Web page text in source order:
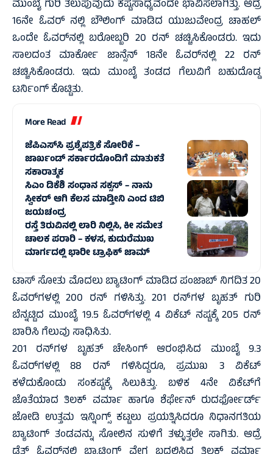
ಮುಂಬೈ ಗುರಿ ತಲುಪುವುದು ಕಷ್ಟಸಾಧ್ಯವೆಂದೇ ಭಾವಿಸಲಾಗಿತ್ತು. ಆದ್ರೆ
16ನೇ ಓವರ್‌ ನಲ್ಲಿ ಬೌಲಿಂಗ್‌ ಮಾಡಿದ ಯುಜುವೇಂದ್ರ ಚಾಹಲ್‌
ಒಂದೇ ಓವರ್‌ನಲ್ಲಿ ಬರೋಬ್ಬರಿ 20 ರನ್‌ ಚಚ್ಚಿಸಿಕೊಂಡರು. ಇದು
ಸಾಲದಂತ ಮಾರ್ಕೋ ಜಾನ್ಸೆನ್‌ 18ನೇ ಓವರ್‌ನಲ್ಲಿ 22 ರನ್‌
ಚಚ್ಚಿಸಿಕೊಂಡರು. ಇದು ಮುಂಬೈ ತಂಡದ ಗೆಲುವಿಗೆ ಬಹುದೊಡ್ಡ
ಟರ್ನಿಂಗ್‌ ಕೊಟ್ಟಿತು.
More Read
ಜೆಪಿಎಸ್‌ಸಿ ಪ್ರಶ್ನೆಪತ್ರಿಕೆ ಸೋರಿಕೆ –
ಜಾರ್ಖಂಡ್‌ ಸರ್ಕಾರದೊಂದಿಗೆ ಮಾತುಕತೆ
ಸಕಾರಾತ್ಮಕ
ಸಿಎಂ ಡಿಕೆಶಿ ಸಂಧಾನ ಸಕ್ಸಸ್‌ – ನಾನು
ಸ್ವೀಕರ್ ಆಗಿ ಕೆಲಸ ಮಾಡ್ತೀನಿ ಎಂದ ಟಿಬಿ
ಜಯಚಂದ್ರ
ರಸ್ತೆ ತಿರುವಿನಲ್ಲಿ ಲಾರಿ ನಿಲ್ಲಿಸಿ, ಕೀ ಸಮೇತ
ಚಾಲಕ ಪರಾರಿ – ಕಳಸ, ಕುದುರೆಮುಖ
ಮಾರ್ಗದಲ್ಲಿ‌ ಭಾರೀ ಟ್ರಾಫಿಕ್‌ ಜಾಮ್
ಟಾಸ್‌ ಸೋತು ಮೊದಲು ಬ್ಯಾಟಿಂಗ್‌ ಮಾಡಿದ ಪಂಜಾಬ್‌ ನಿಗದಿತ 20
ಓವರ್‌ಗಳಲ್ಲಿ 200 ರನ್‌ ಗಳಿಸಿತ್ತು. 201 ರನ್‌ಗಳ ಬೃಹತ್‌ ಗುರಿ
ಬೆನ್ನಟ್ಟಿದ ಮುಂಬೈ 19.5 ಓವರ್‌ಗಳಲ್ಲಿ 4 ವಿಕೆಟ್‌ ನಷ್ಟಕ್ಕೆ 205 ರನ್‌
ಬಾರಿಸಿ ಗೆಲುವು ಸಾಧಿಸಿತು.
201 ರನ್‌ಗಳ ಬೃಹತ್‌ ಚೇಸಿಂಗ್‌ ಆರಂಭಿಸಿದ ಮುಂಬೈ 9.3
ಓವರ್‌ಗಳಲ್ಲಿ 88 ರನ್‌ ಗಳಿಸಿದ್ದರೂ, ಪ್ರಮುಖ 3 ವಿಕೆಟ್‌
ಕಳೆದುಕೊಂಡು ಸಂಕಷ್ಟಕ್ಕೆ ಸಿಲುಕಿತ್ತು. ಬಳಿಕ 4ನೇ ವಿಕೆಟ್‌ಗೆ
ಜೊತೆಯಾದ ತಿಲಕ್‌ ವರ್ಮಾ ಹಾಗೂ ಶೆರ್ಫೇನ್ ರುದರ್ಫೋರ್ಡ್
ಜೋಡಿ ಉತ್ತಮ ಇನ್ನಿಂಗ್ಸ್‌ ಕಟ್ಟಲು ಪ್ರಯತ್ನಿಸಿದರೂ ನಿಧಾನಗತಿಯ
ಬ್ಯಾಟಿಂಗ್‌ ತಂಡವನ್ನು ಸೋಲಿನ ಸುಳಿಗೆ ತಳ್ಳುತ್ತಲೇ ಸಾಗಿತು. ಆದ್ರೆ